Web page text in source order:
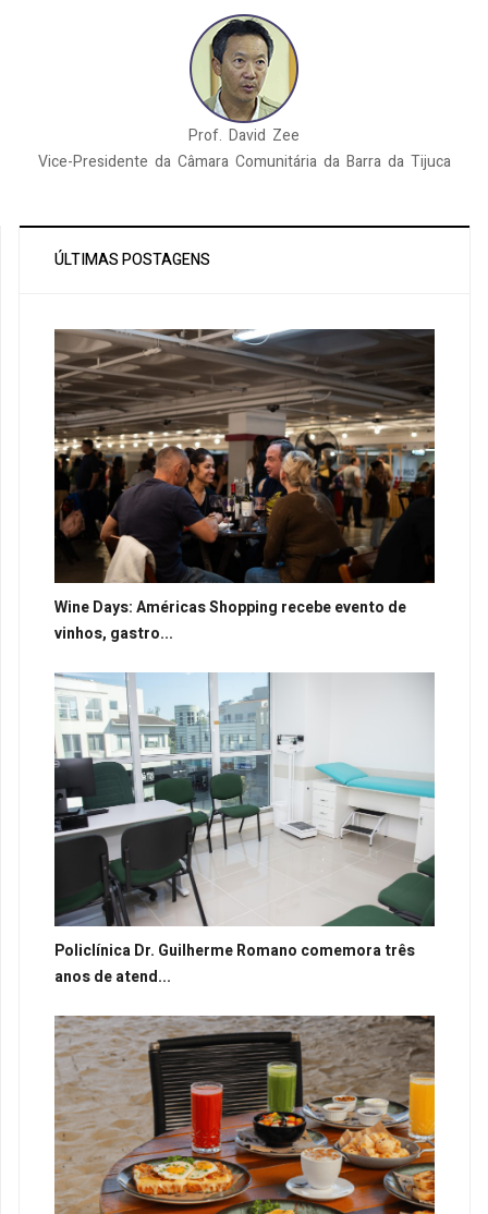
Prof. David Zee
Vice-Presidente da Câmara Comunitária da Barra da Tijuca
ÚLTIMAS POSTAGENS
Wine Days: Américas Shopping recebe evento de
vinhos, gastro...
Policlínica Dr. Guilherme Romano comemora três
anos de atend...